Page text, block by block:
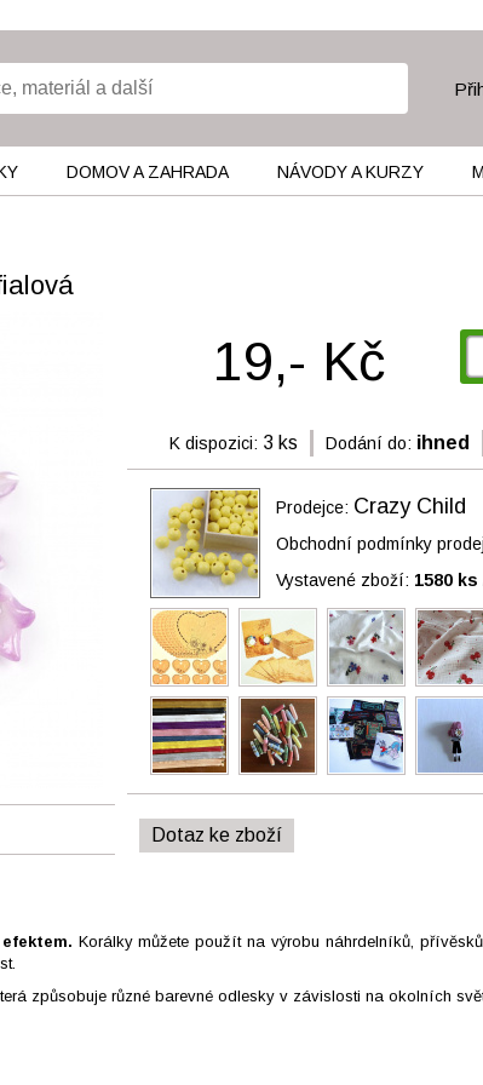
DOMOV A ZAHRADA NÁVODY A KURZY
19,- Kč
K dispozici: 3 ks Dodání do: ihned
Prodejce: Crazy Child
Obchodní podmínky
Vystavené zboží: 1580 ks
Dotaz ke zboží
Korálky můžete použít na výrobu náhrdelníků,
způsobuje různé barevné odlesky v závislosti na okolních